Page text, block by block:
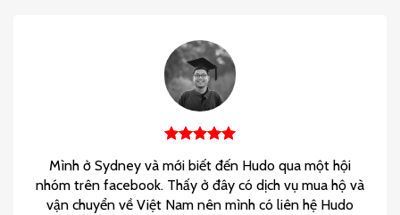
Mình ở Sydney và mới biết đến Hudo qua một hội
nhóm trên facebook. Thấy ở đây có dịch vụ mua hộ và
vận chuyển về Việt Nam nên mình có liên hệ Hudo